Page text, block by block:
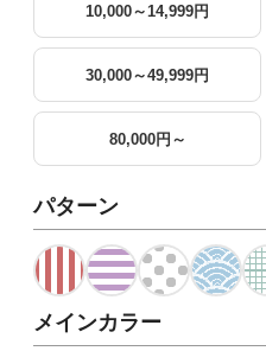
10,000～14,999円
30,000～49,999円
80,000円～
パターン
メインカラー